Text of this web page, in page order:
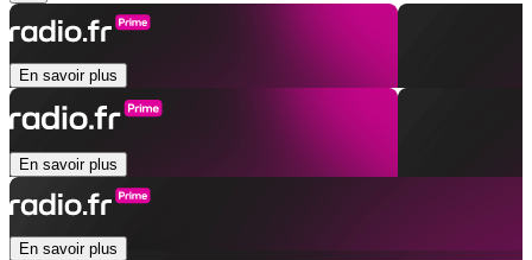
En savoir plus
En savoir plus
En savoir plus